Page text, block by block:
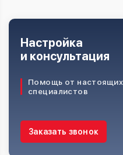
Помощь от настоящих
специалистов
Настройка
и консультация
Заказать звонок